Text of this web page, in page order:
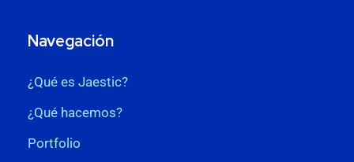
Navegación
¿Qué es Jaestic?
¿Qué hacemos?
Portfolio